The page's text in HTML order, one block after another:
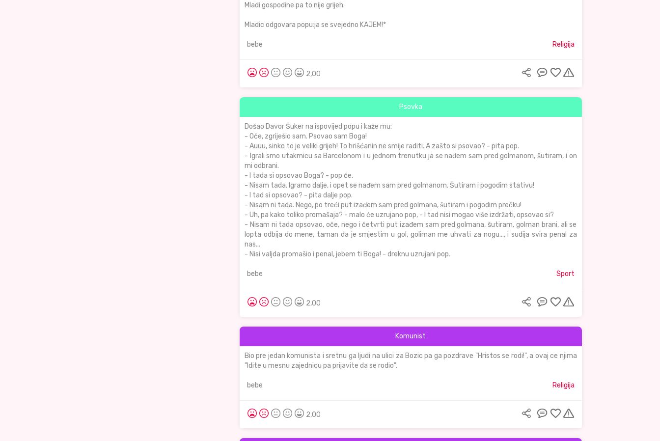
Mladi gospodine pa to nije grijeh.
Mladic odgovara popu:ja se svejedno KAJEM!*
bebe Religija
2,00
Psovka
Došao Davor Šuker na ispovijed popu i kaže mu:
- Oče, zgriješio sam. Psovao sam Boga!
- Auuu, sinko to je veliki grijeh! To hrišćanin ne smije raditi. A zašto si psovao? - pita pop.
- Igrali smo utakmicu sa Barcelonom i u jednom trenutku ja se nađem sam pred golmanom, šutiram, i on
mi odbrani.
- I tada si opsovao Boga? - pop će.
- Nisam tada. Igramo dalje, i opet se nađem sam pred golmanom. Šutiram i pogodim stativu!
- I tad si opsovao? - pita dalje pop.
- Nisam ni tada. Nego, po treći put izađem sam pred golmana, šutiram i pogodim prečku!
- Uh, pa kako toliko promašaja? - malo će uzrujano pop, - I tad nisi mogao više izdržati, opsovao si?
- Nisam ni tada opsovao, oče, nego i četvrti put izađem sam pred golmana, šutiram, golman brani, ali se
lopta odbija do mene, taman da je smjestim u gol, goliman me uhvati za nogu..., i sudija svira penal za
nas...
- Nisi valjda promašio i penal, jebem ti Boga! - dreknu uzrujani pop.
bebe Sport
2,00
Komunist
Bio pre jedan komunista i sretnu ga ljudi na ulici za Bozic pa ga pozdrave "Hristos se rodi!", a ovaj ce njima
"Idite u mesnu zajednicu pa prijavite da se rodio".
bebe Religija
2,00